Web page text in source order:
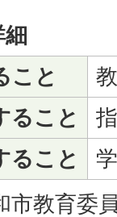
細
こと
ること
ること
市教育委